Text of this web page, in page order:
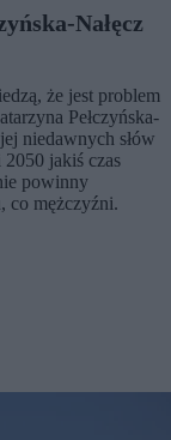
Nałęcz
że jest problem
Pełczyńska-
niedawnych słów
jakiś czas
powinny
co mężczyźni.